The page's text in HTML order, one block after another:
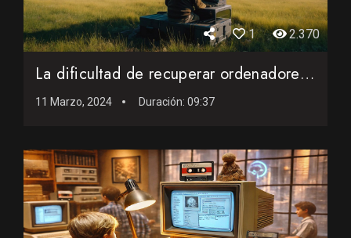
1 2.370
La dificultad de recuperar ordenadores antiguos
11 Marzo, 2024 Duración: 09:37